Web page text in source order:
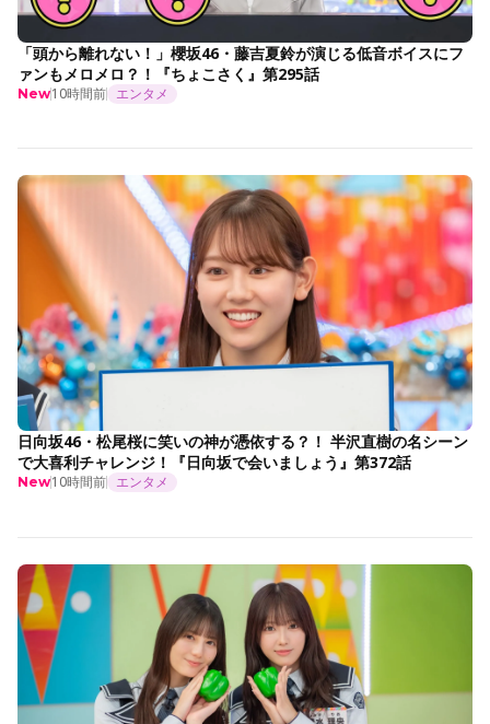
「頭から離れない！」櫻坂46・藤吉夏鈴が演じる低音ボイスにフ
ァンもメロメロ？！『ちょこさく』第295話
New10時間前 エンタメ
日向坂46・松尾桜に笑いの神が憑依する？！ 半沢直樹の名シーン
で大喜利チャレンジ！『日向坂で会いましょう』第372話
New10時間前 エンタメ